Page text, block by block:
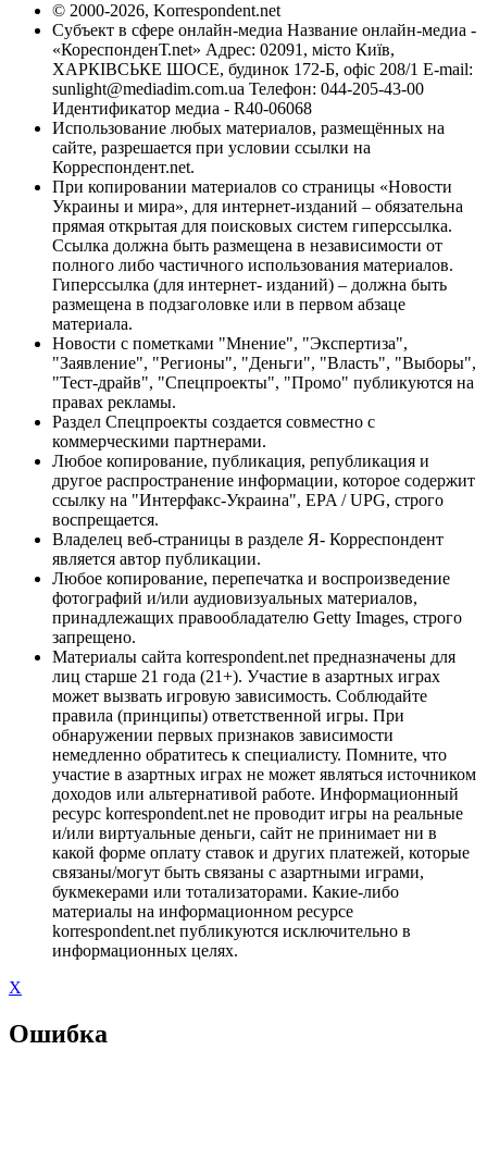
© 2000-2026, Korrespondent.net
Субъект в сфере онлайн-медиа Название онлайн-медиа -
«КореспонденТ.net» Адрес: 02091, місто Київ,
ХАРКІВСЬКЕ ШОСЕ, будинок 172-Б, офіс 208/1 E-mail:
sunlight@mediadim.com.ua Телефон: 044-205-43-00
Идентификатор медиа - R40-06068
Использование любых материалов, размещённых на
сайте, разрешается при условии ссылки на
Корреспондент.net.
При копировании материалов со страницы «Новости
Украины и мира», для интернет-изданий – обязательна
прямая открытая для поисковых систем гиперссылка.
Ссылка должна быть размещена в независимости от
полного либо частичного использования материалов.
Гиперссылка (для интернет- изданий) – должна быть
размещена в подзаголовке или в первом абзаце
материала.
Новости с пометками "Мнение", "Экспертиза",
"Заявление", "Регионы", "Деньги", "Власть", "Выборы",
"Тест-драйв", "Спецпроекты", "Промо" публикуются на
правах рекламы.
Раздел Спецпроекты создается совместно с
коммерческими партнерами.
Любое копирование, публикация, републикация и
другое распространение информации, которое содержит
ссылку на "Интерфакс-Украина", EPA / UPG, строго
воспрещается.
Владелец веб-страницы в разделе Я- Корреспондент
является автор публикации.
Любое копирование, перепечатка и воспроизведение
фотографий и/или аудиовизуальных материалов,
принадлежащих правообладателю Getty Images, строго
запрещено.
Материалы сайта korrespondent.net предназначены для
лиц старше 21 года (21+). Участие в азартных играх
может вызвать игровую зависимость. Соблюдайте
правила (принципы) ответственной игры. При
обнаружении первых признаков зависимости
немедленно обратитесь к специалисту. Помните, что
участие в азартных играх не может являться источником
доходов или альтернативой работе. Информационный
ресурс korrespondent.net не проводит игры на реальные
и/или виртуальные деньги, сайт не принимает ни в
какой форме оплату ставок и других платежей, которые
связаны/могут быть связаны с азартными играми,
букмекерами или тотализаторами. Какие-либо
материалы на информационном ресурсе
korrespondent.net публикуются исключительно в
информационных целях.
X
Ошибка